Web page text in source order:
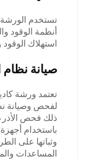
تستخدم
أنظمة الوقود
استهلاك
صيانة نظام
تعتمد ورشة
لفحص وصيانة
ذلك فحص
باستخدام
وثباتها على
المساعدات